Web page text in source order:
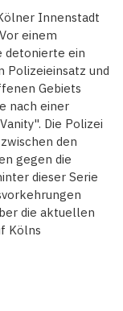
Innenstadt
einem
detonierte ein
Polizeieinsatz und
Gebiets
nach einer
Die Polizei
den
gegen die
dieser Serie
die aktuellen
Kölns